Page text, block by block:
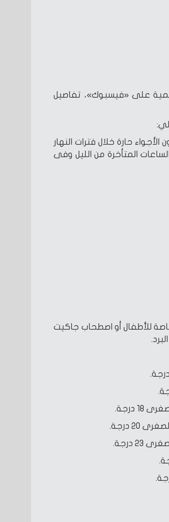
على «فيسبوك»، تفاصيل
حارة خلال فترات النهار
المتأخرة من الليل وفى
للأطفال أو اصطحاب جاكيت